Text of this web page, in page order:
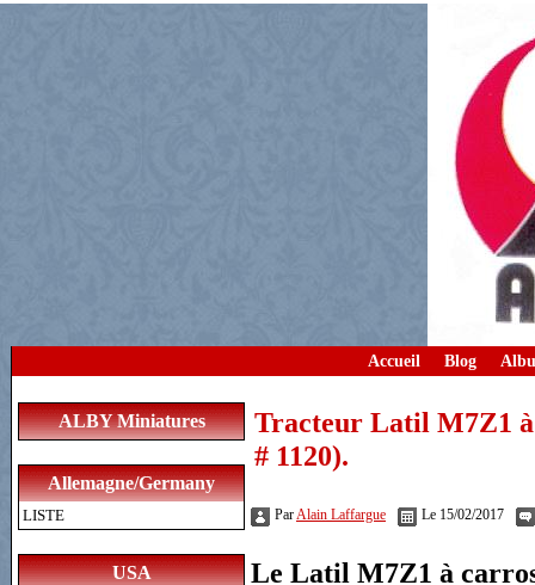
Accueil Blog
ALBY Miniatures
Allemagne/Germany
LISTE
USA
Tracteur Latil M7Z1
# 1120).
ParAlain Laffargue Le 15/02/2017
Le Latil M7Z1 à